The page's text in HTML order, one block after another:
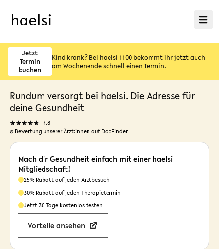
Menü
Jetzt
Termin
buchen
Kind krank? Bei haelsi 1100 bekommt ihr jetzt auch
am Wochenende schnell einen Termin.
Rundum versorgt bei haelsi. Die Adresse für
deine Gesundheit
4.8
⌀ Bewertung unserer Ärzt:innen auf DocFinder
Mach dir Gesundheit einfach mit einer haelsi
Mitgliedschaft!
25% Rabatt auf jeden Arztbesuch
30% Rabatt auf jeden Therapietermin
Jetzt 30 Tage kostenlos testen
Vorteile ansehen